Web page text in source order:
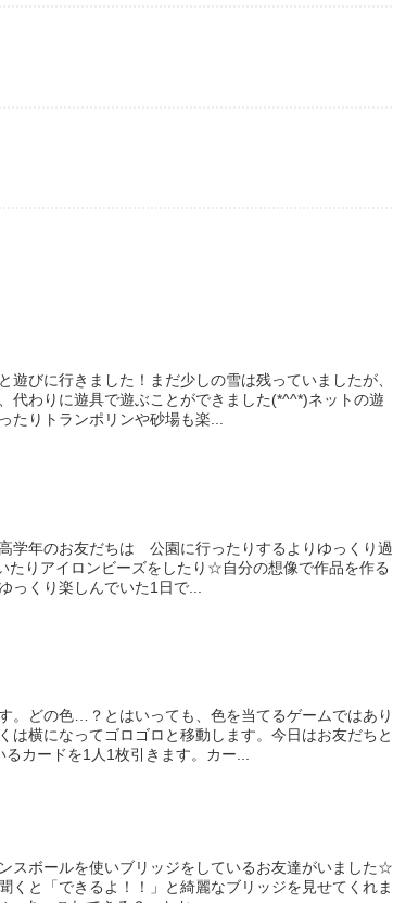
遊びに行きました！まだ少しの雪は残っていましたが、
代わりに遊具で遊ぶことができました(*^^*)ネットの遊
たりトランポリンや砂場も楽...
学年のお友だちは 公園に行ったりするよりゆっくり過
たりアイロンビーズをしたり☆自分の想像で作品を作る
くり楽しんでいた1日で...
。どの色…？とはいっても、色を当てるゲームではあり
は横になってゴロゴロと移動します。今日はお友だちと
カードを1人1枚引きます。カー...
スボールを使いブリッジをしているお友達がいました☆
くと「できるよ！！」と綺麗なブリッジを見せてくれま